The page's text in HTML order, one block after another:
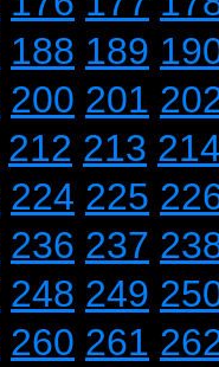
188 189
200 201
212 213
224 225
236 237
248 249
260 261